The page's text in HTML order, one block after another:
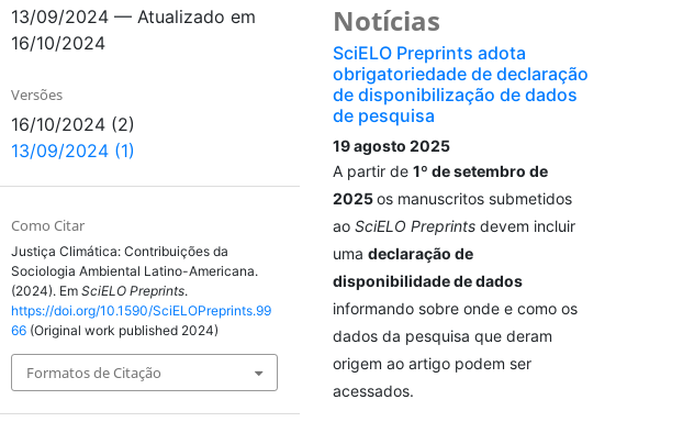
13/09/2024 — Atualizado em
16/10/2024
Versões
16/10/2024 (2)
13/09/2024 (1)
Como Citar
Justiça Climática: Contribuições da
Sociologia Ambiental Latino-Americana.
(2024). EmSciELO Preprints.
https://doi.org/10.1590/SciELOPreprints.99
66 (Original work published 2024)
Formatos de Citação
Notícias
SciELO Preprints adota
obrigatoriedade de declaração
de disponibilização de dados
de pesquisa
19 agosto 2025
A partir de 1º de setembro de
2025os manuscritos submetidos
ao SciELO Preprintsdevem incluir
uma declaração de
disponibilidade de dados
informando sobre onde e como os
dados da pesquisa que deram
origem ao artigo podem ser
acessados.